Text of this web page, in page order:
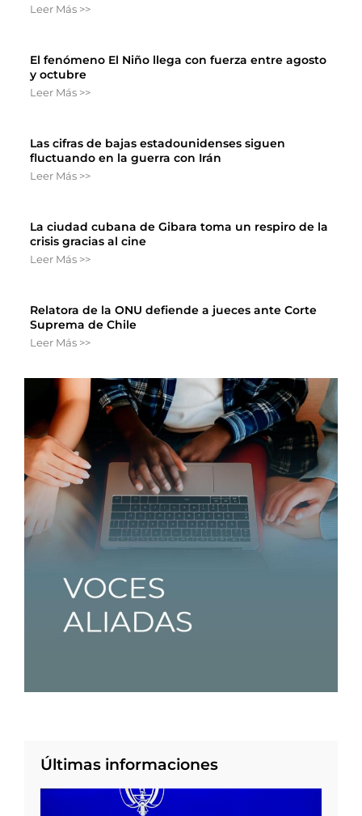
Leer Más >>
El fenómeno El Niño llega con fuerza entre agosto
y octubre
Leer Más >>
Las cifras de bajas estadounidenses siguen
fluctuando en la guerra con Irán
Leer Más >>
La ciudad cubana de Gibara toma un respiro de la
crisis gracias al cine
Leer Más >>
Relatora de la ONU defiende a jueces ante Corte
Suprema de Chile
Leer Más >>
Últimas informaciones